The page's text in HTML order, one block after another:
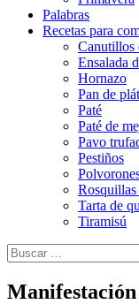
Palabras
Recetas para
Canutillos
Ensalada
Hornazo
Pan de
Paté
Paté de
Pavo
Pestiños
Rosquillas
Tarta de
Tiramisú
Buscar: